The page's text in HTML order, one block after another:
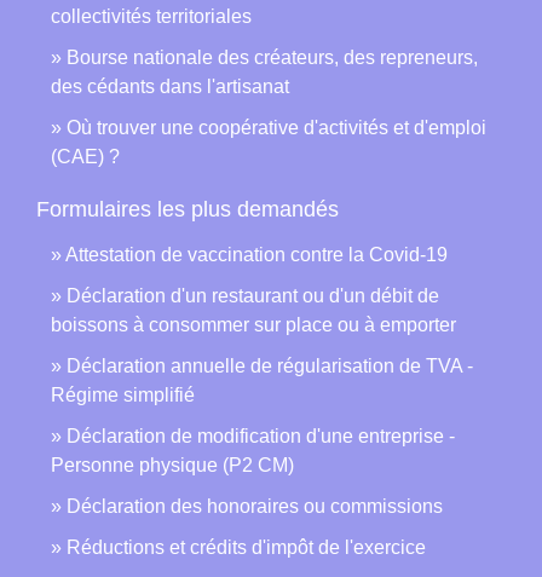
collectivités territoriales
Bourse nationale des créateurs, des repreneurs,
des cédants dans l'artisanat
Où trouver une coopérative d'activités et d'emploi
(CAE) ?
Formulaires les plus demandés
Attestation de vaccination contre la Covid‑19
Déclaration d'un restaurant ou d'un débit de
boissons à consommer sur place ou à emporter
Déclaration annuelle de régularisation de TVA -
Régime simplifié
Déclaration de modification d'une entreprise -
Personne physique (P2 CM)
Déclaration des honoraires ou commissions
Réductions et crédits d'impôt de l'exercice